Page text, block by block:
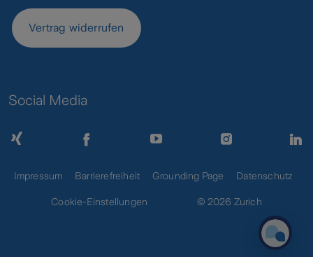
Vertrag widerrufen
Social Media
Impressum Barrierefreiheit Grounding Page Datenschutz
Cookie-Einstellungen © 2026 Zurich